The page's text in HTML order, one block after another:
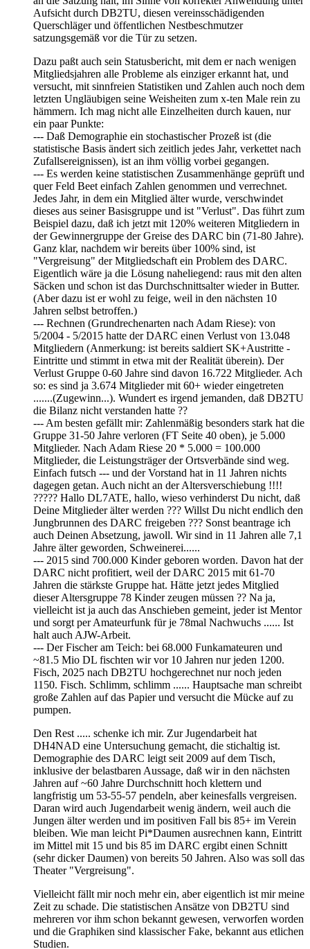
Aufsicht durch DB2TU, diesen vereinsschädigenden
Querschläger und öffentlichen Nestbeschmutzer
satzungsgemäß vor die Tür zu setzen.
Dazu paßt auch sein Statusbericht, mit dem er nach wenigen
Mitgliedsjahren alle Probleme als einziger erkannt hat, und
versucht, mit sinnfreien Statistiken und Zahlen auch noch dem
letzten Ungläubigen seine Weisheiten zum x-ten Male rein zu
hämmern. Ich mag nicht alle Einzelheiten durch kauen, nur
ein paar Punkte:
--- Daß Demographie ein stochastischer Prozeß ist (die
statistische Basis ändert sich zeitlich jedes Jahr, verkettet nach
Zufallsereignissen), ist an ihm völlig vorbei gegangen.
--- Es werden keine statistischen Zusammenhänge geprüft und
quer Feld Beet einfach Zahlen genommen und verrechnet.
Jedes Jahr, in dem ein Mitglied älter wurde, verschwindet
dieses aus seiner Basisgruppe und ist "Verlust". Das führt zum
Beispiel dazu, daß ich jetzt mit 120% weiteren Mitgliedern in
der Gewinnergruppe der Greise des DARC bin (71-80 Jahre).
Ganz klar, nachdem wir bereits über 100% sind, ist
"Vergreisung" der Mitgliedschaft ein Problem des DARC.
Eigentlich wäre ja die Lösung naheliegend: raus mit den alten
Säcken und schon ist das Durchschnittsalter wieder in Butter.
(Aber dazu ist er wohl zu feige, weil in den nächsten 10
Jahren selbst betroffen.)
--- Rechnen (Grundrechenarten nach Adam Riese): von
5/2004 - 5/2015 hatte der DARC einen Verlust von 13.048
Mitgliedern (Anmerkung: ist bereits saldiert SK+Austritte -
Eintritte und stimmt in etwa mit der Realität überein). Der
Verlust Gruppe 0-60 Jahre sind davon 16.722 Mitglieder. Ach
so: es sind ja 3.674 Mitglieder mit 60+ wieder eingetreten
.......(Zugewinn...). Wundert es irgend jemanden, daß DB2TU
die Bilanz nicht verstanden hatte ??
--- Am besten gefällt mir: Zahlenmäßig besonders stark hat die
Gruppe 31-50 Jahre verloren (FT Seite 40 oben), je 5.000
Mitglieder. Nach Adam Riese 20 * 5.000 = 100.000
Mitglieder, die Leistungsträger der Ortsverbände sind weg.
Einfach futsch --- und der Vorstand hat in 11 Jahren nichts
dagegen getan. Auch nicht an der Altersverschiebung !!!!
????? Hallo DL7ATE, hallo, wieso verhinderst Du nicht, daß
Deine Mitglieder älter werden ??? Willst Du nicht endlich den
Jungbrunnen des DARC freigeben ??? Sonst beantrage ich
auch Deinen Absetzung, jawoll. Wir sind in 11 Jahren alle 7,1
Jahre älter geworden, Schweinerei......
--- 2015 sind 700.000 Kinder geboren worden. Davon hat der
DARC nicht profitiert, weil der DARC 2015 mit 61-70
Jahren die stärkste Gruppe hat. Hätte jetzt jedes Mitglied
dieser Altersgruppe 78 Kinder zeugen müssen ?? Na ja,
vielleicht ist ja auch das Anschieben gemeint, jeder ist Mentor
und sorgt per Amateurfunk für je 78mal Nachwuchs ...... Ist
halt auch AJW-Arbeit.
--- Der Fischer am Teich: bei 68.000 Funkamateuren und
~81.5 Mio DL fischten wir vor 10 Jahren nur jeden 1200.
Fisch, 2025 nach DB2TU hochgerechnet nur noch jeden
1150. Fisch. Schlimm, schlimm ...... Hauptsache man schreibt
große Zahlen auf das Papier und versucht die Mücke auf zu
pumpen.
Den Rest ..... schenke ich mir. Zur Jugendarbeit hat
DH4NAD eine Untersuchung gemacht, die stichaltig ist.
Demographie des DARC leigt seit 2009 auf dem Tisch,
inklusive der belastbaren Aussage, daß wir in den nächsten
Jahren auf ~60 Jahre Durchschnitt hoch klettern und
langfristig um 53-55-57 pendeln, aber keinesfalls vergreisen.
Daran wird auch Jugendarbeit wenig ändern, weil auch die
Jungen älter werden und im positiven Fall bis 85+ im Verein
bleiben. Wie man leicht Pi*Daumen ausrechnen kann, Eintritt
im Mittel mit 15 und bis 85 im DARC ergibt einen Schnitt
(sehr dicker Daumen) von bereits 50 Jahren. Also was soll das
Theater "Vergreisung".
Vielleicht fällt mir noch mehr ein, aber eigentlich ist mir meine
Zeit zu schade. Die statistischen Ansätze von DB2TU sind
mehreren vor ihm schon bekannt gewesen, verworfen worden
und die Graphiken sind klassischer Fake, bekannt aus etlichen
Studien.